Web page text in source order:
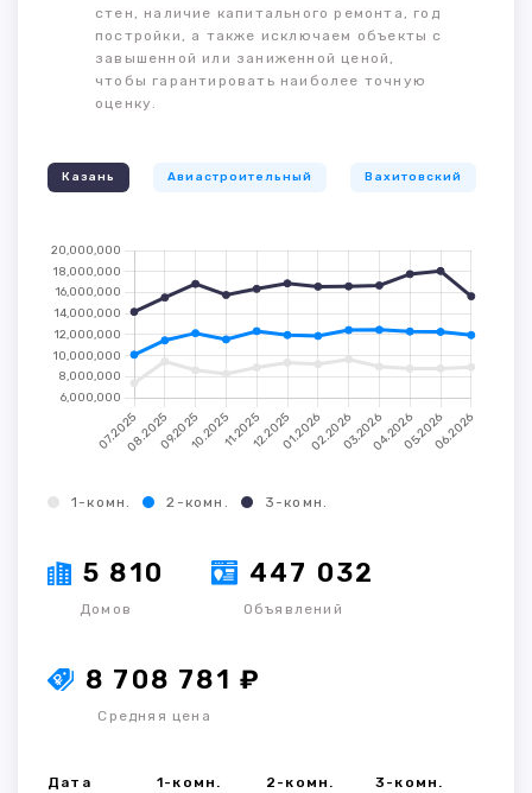
стен, наличие капитального ремонта, год
постройки, а также исключаем объекты с
завышенной или заниженной ценой,
чтобы гарантировать наиболее точную
оценку.
Казань Авиастроительный Вахитовский
1-комн. 2-комн. 3-комн.
5 810
Домов
447 032
Объявлений
8 708 781 ₽
Средняя цена
Дата 1-комн. 2-комн. 3-комн.